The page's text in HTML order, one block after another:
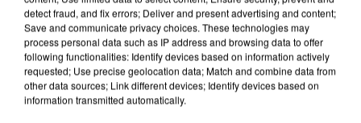
detect fraud, and fix errors; Deliver and present advertising and content;
Save and communicate privacy choices. These technologies may
process personal data such as IP address and browsing data to offer
following functionalities: Identify devices based on information actively
requested; Use precise geolocation data; Match and combine data from
other data sources; Link different devices; Identify devices based on
information transmitted automatically.